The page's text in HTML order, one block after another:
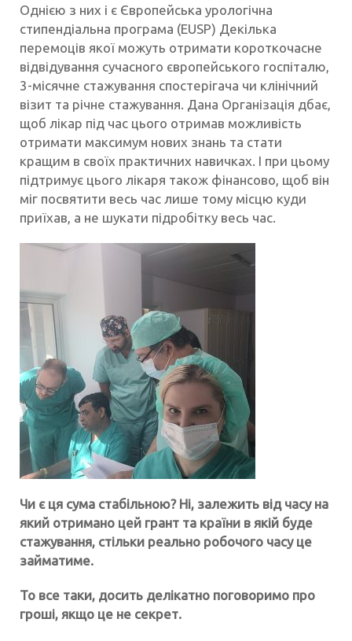
Однією з них і є Європейська урологічна
стипендіальна програма (EUSP) Декілька
перемоців якої можуть отримати короткочасне
відвідування сучасного європейського госпіталю,
3-місячне стажування спостерігача чи клінічний
візит та річне стажування. Дана Організація дбає,
щоб лікар під час цього отримав можливість
отримати максимум нових знань та стати
кращим в своїх практичних навичках. І при цьому
підтримує цього лікаря також фінансово, щоб він
міг посвятити весь час лише тому місцю куди
приїхав, а не шукати підробітку весь час.
Чи є ця сума стабільною? Ні, залежить від часу на
який отримано цей грант та країни в якій буде
стажування, стільки реально робочого часу це
займатиме.
То все таки, досить делікатно поговоримо про
гроші, якщо це не секрет.